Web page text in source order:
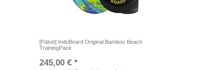
[Paket] IndoBoard Original Bamboo Beach
TrainingPack
245,00 € *